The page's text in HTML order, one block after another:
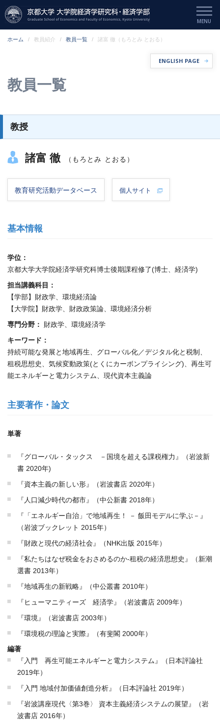
ホーム 教員紹介 教員一覧 諸富 徹（もろとみ とおる）
教員一覧
ENGLISH PAGE
教授
諸富 徹 （もろとみ とおる）
教育研究活動データベース 個人サイト
基本情報
学位：
京都大学大学院経済学研究科博士後期課程修了(博士、経済学)
担当講義科目：
【学部】財政学、環境経済論
【大学院】財政学、財政政策論、環境経済分析
専門分野：
財政学、環境経済学
キーワード：
持続可能な発展と地域再生、グローバル化／デジタル化と税制、
租税思想史、気候変動政策(とくにカーボンプライシング)、再生可
能エネルギーと電力システム、現代資本主義論
主要著作・論文
単著
『グローバル・タックス －国境を超える課税権力』（岩波新
書 2020年)
『資本主義の新しい形』（岩波書店 2020年）
『人口減少時代の都市』（中公新書 2018年）
『「エネルギー自治」で地域再生！ － 飯田モデルに学ぶ－』
（岩波ブックレット 2015年）
『財政と現代の経済社会』（NHK出版 2015年）
『私たちはなぜ税金をおさめるのか‐租税の経済思想史』（新潮
選書 2013年）
『地域再生の新戦略』（中公叢書 2010年）
『ヒューマニティーズ 経済学』（岩波書店 2009年）
『環境』（岩波書店 2003年）
『環境税の理論と実際』（有斐閣 2000年）
編著
『入門 再生可能エネルギーと電力システム』（日本評論社
2019年）
『入門 地域付加価値創造分析』（日本評論社 2019年）
『岩波講座現代〈第3巻〉 資本主義経済システムの展望』（岩
波書店 2016年）